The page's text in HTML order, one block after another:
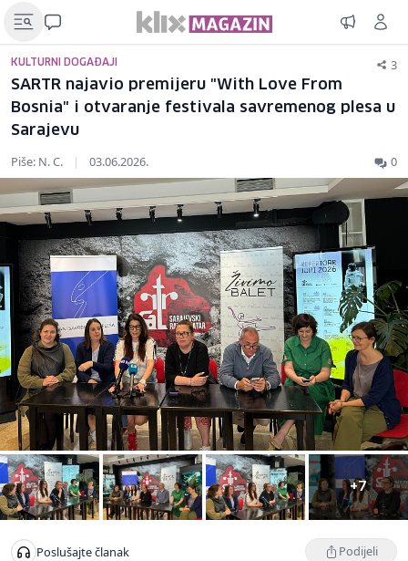
KULTURNI DOGAĐAJI 3
SARTR najavio premijeru "With Love From
Bosnia" i otvaranje festivala savremenog plesa u
Sarajevu
Piše: N. C. | 03.06.2026. 0
+7
Poslušajte članak Podijeli